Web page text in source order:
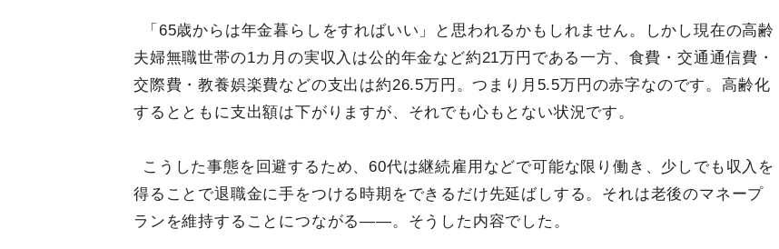
「65歳からは年金暮らしをすればいい」と思われるかもしれません。しかし現在の高齢
夫婦無職世帯の1カ月の実収入は公的年金など約21万円である一方、食費・交通通信費・
交際費・教養娯楽費などの支出は約26.5万円。つまり月5.5万円の赤字なのです。高齢化
するとともに支出額は下がりますが、それでも心もとない状況です。
こうした事態を回避するため、60代は継続雇用などで可能な限り働き、少しでも収入を
得ることで退職金に手をつける時期をできるだけ先延ばしする。それは老後のマネープ
ランを維持することにつながる――。そうした内容でした。